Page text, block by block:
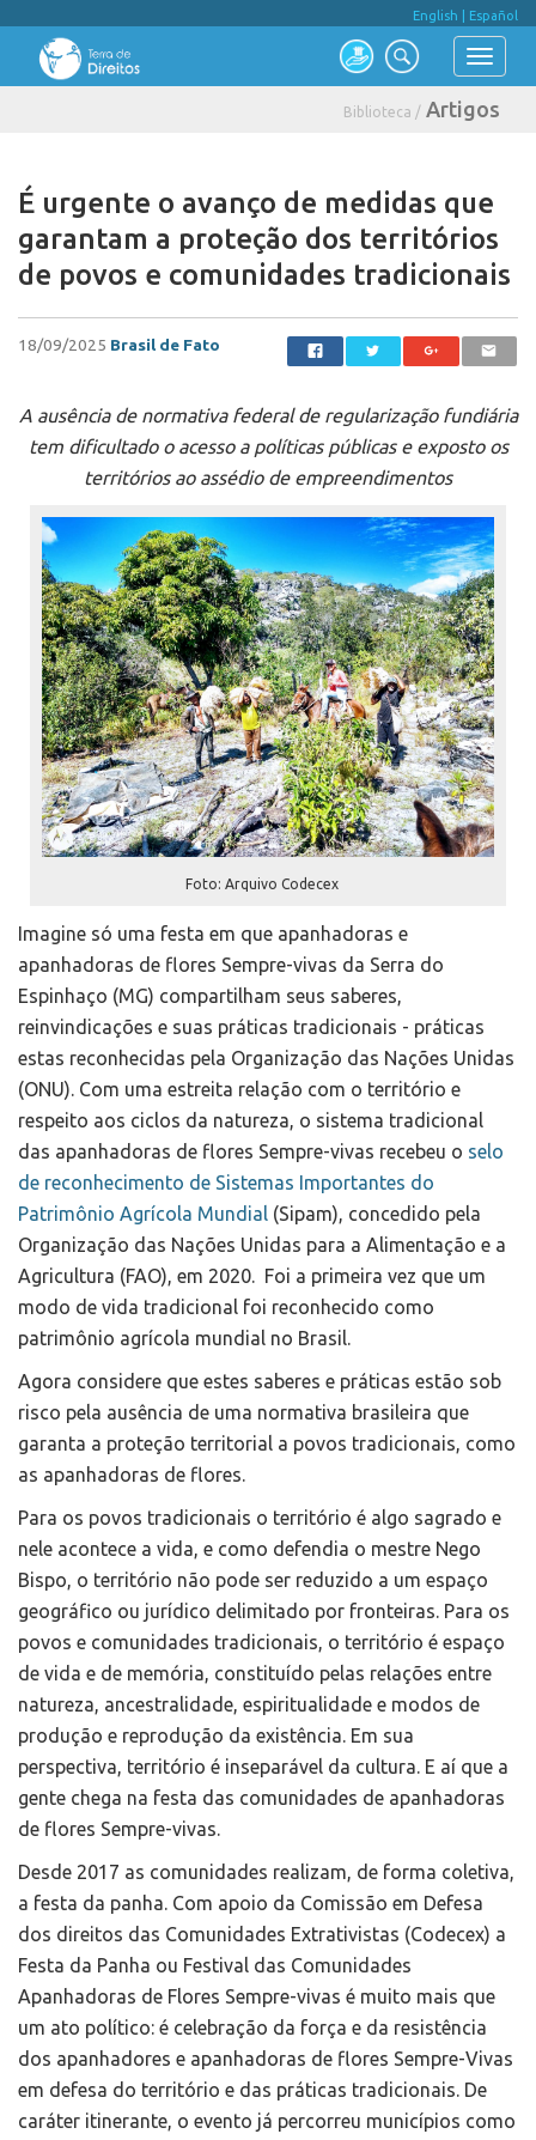
English Español
Biblioteca / Artigos
É urgente o avanço de medidas que
garantam a proteção dos territórios
de povos e comunidades tradicionais
18/09/2025 Brasil de Fato
A ausência de normativa federal de regularização fundiária
tem dificultado o acesso a políticas públicas e exposto os
territórios ao assédio de empreendimentos
Foto: Arquivo Codecex
Imagine só uma festa em que apanhadoras e
apanhadoras de flores Sempre-vivas da Serra do
Espinhaço (MG) compartilham seus saberes,
reinvindicações e suas práticas tradicionais - práticas
estas reconhecidas pela Organização das Nações Unidas
(ONU). Com uma estreita relação com o território e
respeito aos ciclos da natureza, o sistema tradicional
das apanhadoras de flores Sempre-vivas recebeu o selo
de reconhecimento de Sistemas Importantes do
Patrimônio Agrícola Mundial (Sipam), concedido pela
Organização das Nações Unidas para a Alimentação e a
Agricultura (FAO), em 2020. Foi a primeira vez que um
modo de vida tradicional foi reconhecido como
patrimônio agrícola mundial no Brasil.
Agora considere que estes saberes e práticas estão sob
risco pela ausência de uma normativa brasileira que
garanta a proteção territorial a povos tradicionais, como
as apanhadoras de flores.
Para os povos tradicionais o território é algo sagrado e
nele acontece a vida, e como defendia o mestre Nego
Bispo, o território não pode ser reduzido a um espaço
geográfico ou jurídico delimitado por fronteiras. Para os
povos e comunidades tradicionais, o território é espaço
de vida e de memória, constituído pelas relações entre
natureza, ancestralidade, espiritualidade e modos de
produção e reprodução da existência. Em sua
perspectiva, território é inseparável da cultura. E aí que a
gente chega na festa das comunidades de apanhadoras
de flores Sempre-vivas.
Desde 2017 as comunidades realizam, de forma coletiva,
a festa da panha. Com apoio da Comissão em Defesa
dos direitos das Comunidades Extrativistas (Codecex) a
Festa da Panha ou Festival das Comunidades
Apanhadoras de Flores Sempre-vivas é muito mais que
um ato político: é celebração da força e da resistência
dos apanhadores e apanhadoras de flores Sempre-Vivas
em defesa do território e das práticas tradicionais. De
caráter itinerante, o evento já percorreu municípios como